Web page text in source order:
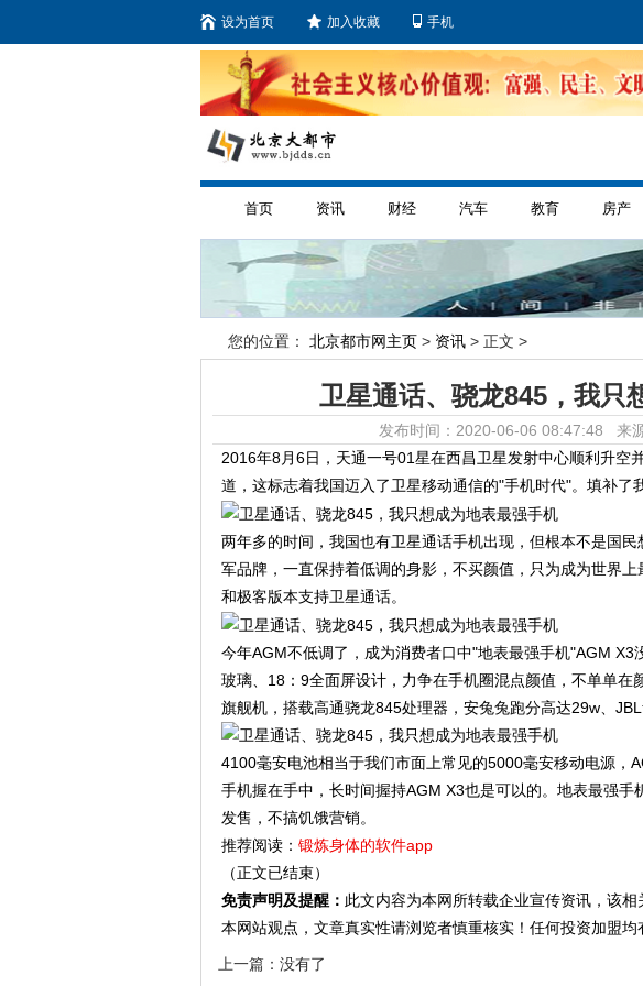
设为首页 加入收藏 手机
首页 资讯 财经 汽车 教育 房产
您的位置： 北京都市网主页 > 资讯 > 正文 >
卫星通话、骁龙845，我只
发布时间：2020-06-06 08:47:48 来
2016年8月6日，天通一号01星在西昌卫星发射中心顺利升空
道，这标志着我国迈入了卫星移动通信的"手机时代"。填补了
两年多的时间，我国也有卫星通话手机出现，但根本不是国
军品牌，一直保持着低调的身影，不买颜值，只为成为世界
和极客版本支持卫星通话。
今年AGM不低调了，成为消费者口中"地表最强手机"AGM
玻璃、18：9全面屏设计，力争在手机圈混点颜值，不单单
旗舰机，搭载高通骁龙845处理器，安兔兔跑分高达29w、
4100毫安电池相当于我们市面上常见的5000毫安移动电源，
手机握在手中，长时间握持AGM X3也是可以的。地表最强
发售，不搞饥饿营销。
推荐阅读： 锻炼身体的软件app
（正文已结束）
免责声明及提醒： 此文内容为本网所转载企业宣传资讯，该
本网站观点，文章真实性请浏览者慎重核实！任何投资加盟均
上一篇：没有了